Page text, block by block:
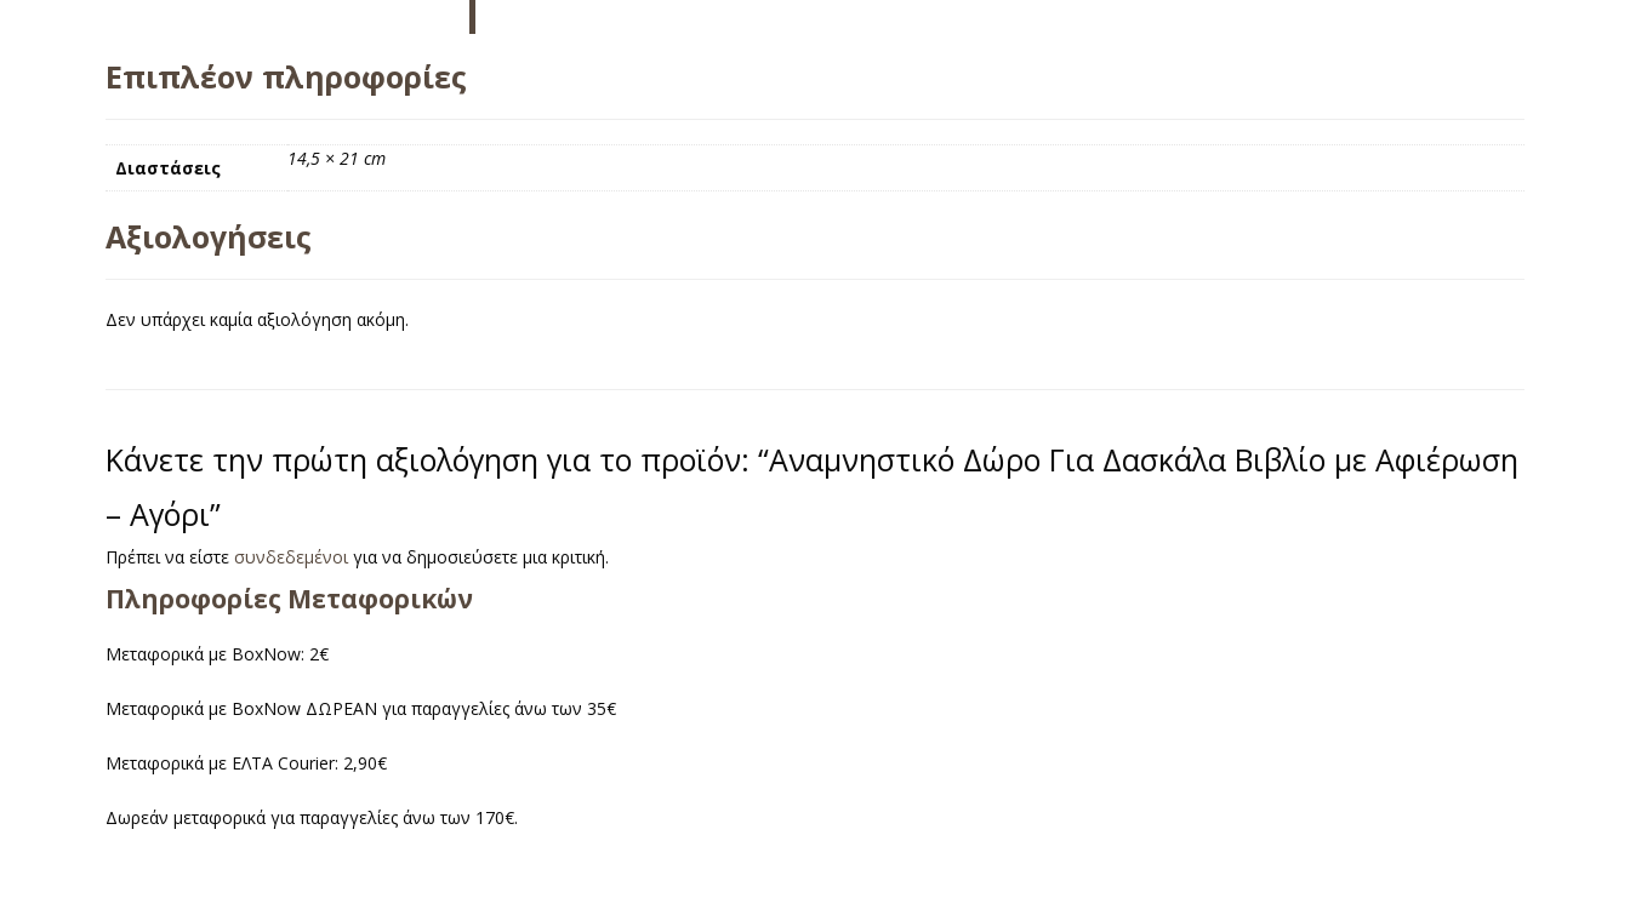
Επιπλέον πληροφορίες
Διαστάσεις 14,5 × 21 cm
Αξιολογήσεις
Δεν υπάρχει καμία αξιολόγηση ακόμη.
Κάνετε την πρώτη αξιολόγηση για το προϊόν: “Αναμνηστικό Δώρο Για Δασκάλα Βιβλίο με Αφιέρωση
– Αγόρι”
Πρέπει να είστε συνδεδεμένοιγια να δημοσιεύσετε μια κριτική.
Πληροφορίες Μεταφορικών
Μεταφορικά με BoxNow: 2€
Μεταφορικά με BoxNow ΔΩΡΕΑΝ για παραγγελίες άνω των 35€
Μεταφορικά με ΕΛΤΑ Courier: 2,90€
Δωρεάν μεταφορικά για παραγγελίες άνω των 170€.